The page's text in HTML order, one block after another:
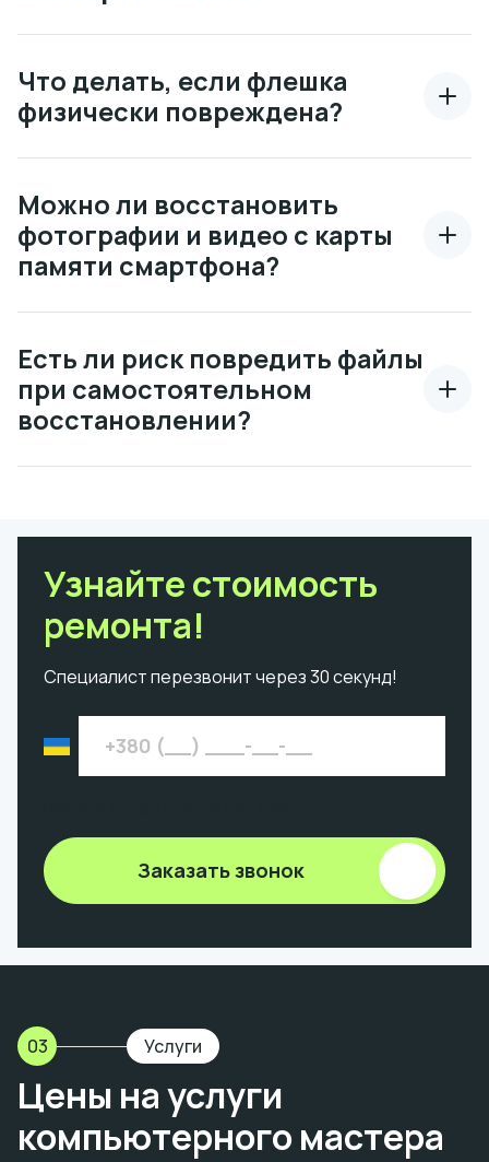
Что делать, если флешка
физически повреждена?
Можно ли восстановить
фотографии и видео с карты
памяти смартфона?
Есть ли риск повредить файлы
при самостоятельном
восстановлении?
Узнайте стоимость
ремонта!
Специалист перезвонит через 30 секунд!
Заказать звонок
03 Услуги
Цены на услуги
компьютерного мастера